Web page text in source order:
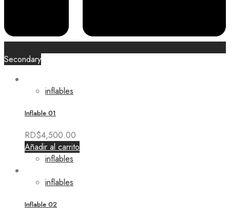
Secondary
inflables
Inflable 01
RD$4,500.00
Añadir al carrito
inflables
inflables
Inflable 02